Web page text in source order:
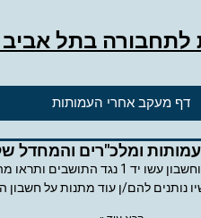
בתל
דף מעקב אחרי העמותות
עמותות ומלכ"רים והמחדל
נותנים להם/ן עוד מתנות על חשבון